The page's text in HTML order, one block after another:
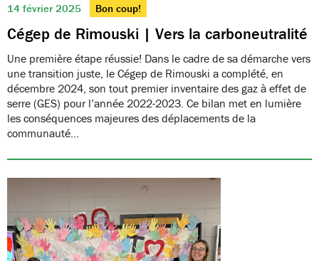
14 février 2025 Bon coup!
Cégep de Rimouski | Vers la carboneutralité
Une première étape réussie! Dans le cadre de sa démarche vers
une transition juste, le Cégep de Rimouski a complété, en
décembre 2024, son tout premier inventaire des gaz à effet de
serre (GES) pour l’année 2022-2023. Ce bilan met en lumière
les conséquences majeures des déplacements de la
communauté…